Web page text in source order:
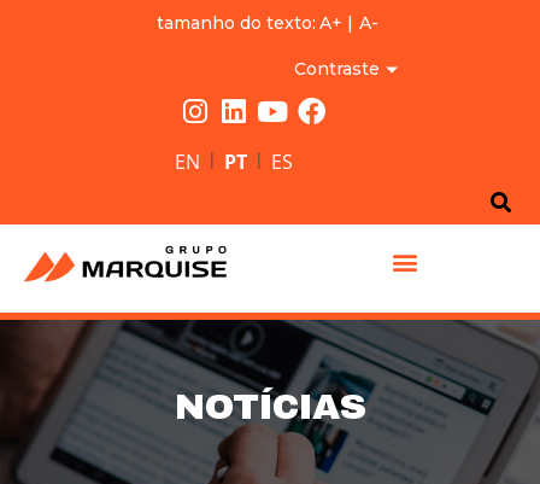
tamanho do texto: A+ | A-
Contraste
EN | PT | ES
NOTÍCIAS